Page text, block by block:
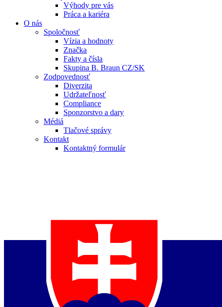
Výhody pre vás
Práca a kariéra
O nás
Spoločnosť
Vízia a hodnoty
Značka
Fakty a čísla
Skupina B. Braun CZ/SK
Zodpovednosť
Diverzita
Udržateľnosť
Compliance
Sponzorstvo a dary
Médiá
Tlačové správy
Kontakt
Kontaktný formulár